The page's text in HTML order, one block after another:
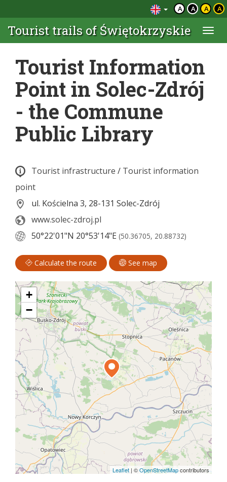
A A A A
Tourist trails of Świętokrzyskie
Tourist Information
Point in Solec-Zdrój
- the Commune
Public Library
Tourist infrastructure / Tourist information
point
ul. Kościelna 3, 28-131 Solec-Zdrój
www.solec-zdroj.pl
50°22'01"N 20°53'14"E (50.36705, 20.88732)
Calculate the route See map
+
−
Leaflet | ©OpenStreetMapcontributors